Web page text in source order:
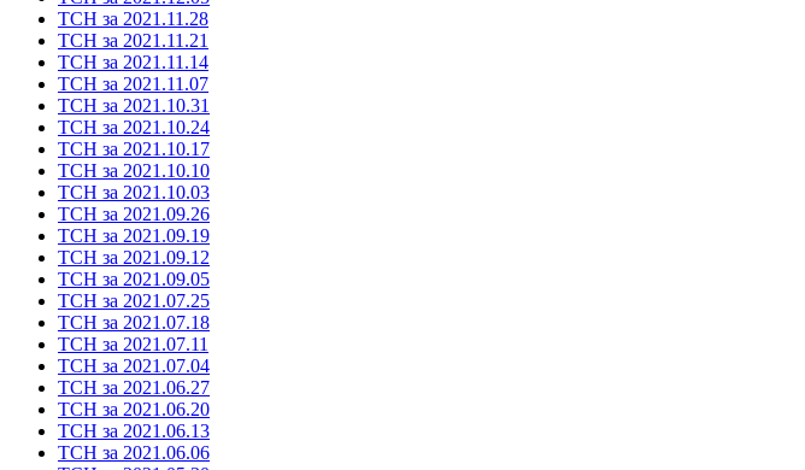
ТСН за 2021.11.28
ТСН за 2021.11.21
ТСН за 2021.11.14
ТСН за 2021.11.07
ТСН за 2021.10.31
ТСН за 2021.10.24
ТСН за 2021.10.17
ТСН за 2021.10.10
ТСН за 2021.10.03
ТСН за 2021.09.26
ТСН за 2021.09.19
ТСН за 2021.09.12
ТСН за 2021.09.05
ТСН за 2021.07.25
ТСН за 2021.07.18
ТСН за 2021.07.11
ТСН за 2021.07.04
ТСН за 2021.06.27
ТСН за 2021.06.20
ТСН за 2021.06.13
ТСН за 2021.06.06